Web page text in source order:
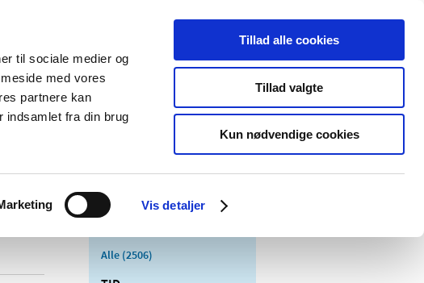
til sociale medier og
med vores
partnere kan
indsamlet fra din brug
Vis detaljer
Tillad alle cookies
Tillad valgte
Kun nødvendige cookies
Udgivelser
Medicinsk
Særlige
produktområder
Alle (2506)